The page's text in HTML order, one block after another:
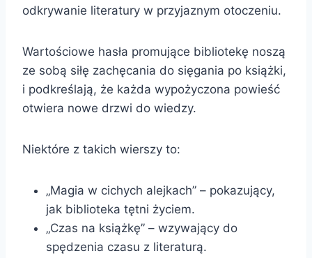
odkrywanie literatury w przyjaznym otoczeniu.
Wartościowe hasła promujące bibliotekę noszą
ze sobą siłę zachęcania do sięgania po książki,
i podkreślają, że każda wypożyczona powieść
otwiera nowe drzwi do wiedzy.
Niektóre z takich wierszy to:
„Magia w cichych alejkach” – pokazujący,
jak biblioteka tętni życiem.
„Czas na książkę” – wzywający do
spędzenia czasu z literaturą.